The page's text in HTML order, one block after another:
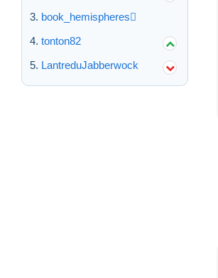
book_hemispheres
tonton82
LantreduJabberwock